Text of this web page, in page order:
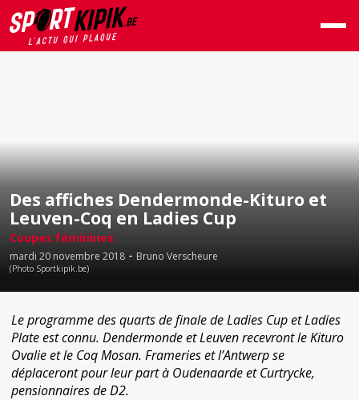
Des affiches Dendermonde-Kituro et
Leuven-Coq en Ladies Cup
Coupes féminines
mardi 20 novembre 2018 - Bruno Verscheure
(Photo Sportkipik.be)
Le programme des quarts de finale de Ladies Cup et Ladies
Plate est connu. Dendermonde et Leuven recevront le Kituro
Ovalie et le Coq Mosan. Frameries et l’Antwerp se
déplaceront pour leur part à Oudenaarde et Curtrycke,
pensionnaires de D2.